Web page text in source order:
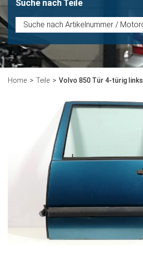
Suche nach Teile
Home Teile Volvo 850 Tür 4-türig